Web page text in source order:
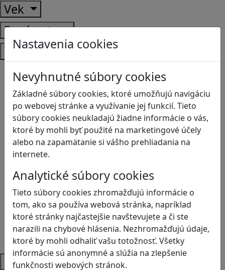
Nastavenia cookies
Nevyhnutné súbory cookies
Základné súbory cookies, ktoré umožňujú navigáciu
po webovej stránke a využívanie jej funkcií. Tieto
súbory cookies neukladajú žiadne informácie o vás,
ktoré by mohli byť použité na marketingové účely
alebo na zapamätanie si vášho prehliadania na
internete.
Analytické súbory cookies
Tieto súbory cookies zhromažďujú informácie o
tom, ako sa používa webová stránka, napríklad
ktoré stránky najčastejšie navštevujete a či ste
narazili na chybové hlásenia. Nezhromažďujú údaje,
ktoré by mohli odhaliť vašu totožnosť. Všetky
informácie sú anonymné a slúžia na zlepšenie
funkčnosti webových stránok.
Vek
Predmety
Témy
Bezpečnosť na internete
Čítanie s porozumením
Digitálna rovnováha
Ekológia
Globálne vzdelávanie
Kreativita
Kritické myslenie
Kyberšikana
Ľudské práva a tolerancia
Motorika a koncentrácia
Programovanie/Technika
Sociálne zručnosti a kooperácia
Strategické myslenie
Zdravie a pohyb
Platformy